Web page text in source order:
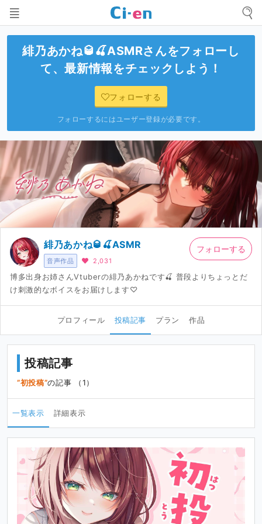
緋乃あかね🥃🍒ASMRさんをフォローし
て、最新情報をチェックしよう！
フォローする
フォローするにはユーザー登録が必要です。
音声作品
緋乃あかね🥃🍒ASMR
2,031
博多出身お姉さんVtuberの緋乃あかねです🍒 普段よりちょっとだ
け刺激的なボイスをお届けします♡
フォローする
プロフィール 投稿記事 プラン 作品
投稿記事
初投稿 の記事 （1）
一覧表示 詳細表示